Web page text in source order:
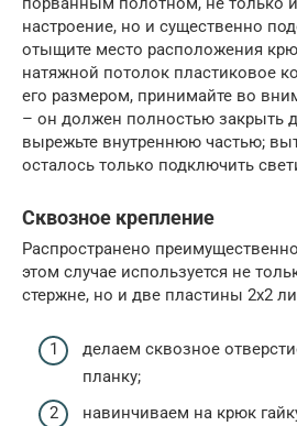
настроение, но и существенно
отыщите место расположения
натяжной потолок пластиковое
его размером, принимайте во
– он должен полностью закрыть
вырежьте внутреннюю частью;
осталось только подключить
Сквозное крепление
Распространено
этом случае используется не
стержне, но и две пластины 2х2
делаем сквозное
планку;
навинчиваем на крюк